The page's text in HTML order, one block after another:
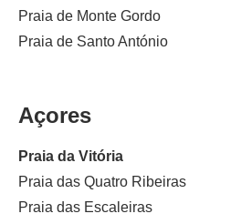
Praia de Monte Gordo
Praia de Santo António
Açores
Praia da Vitória
Praia das Quatro Ribeiras
Praia das Escaleiras